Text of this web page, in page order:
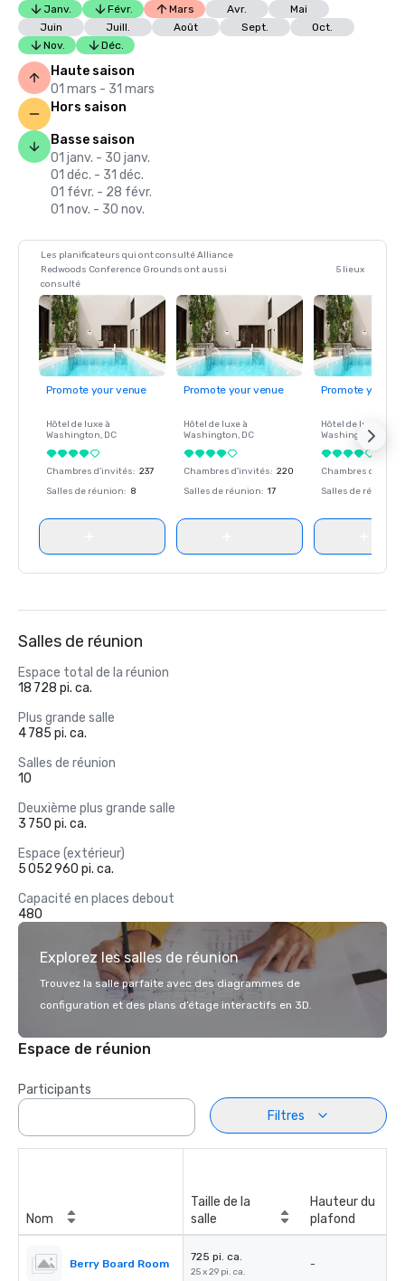
Janv. Févr. Mars Avr.
Mai
Juin
Juill. Août Sept.
Oct.
Nov.
Déc.
Haute saison
01 mars - 31 mars
Hors saison
Basse saison
01 janv. - 30 janv.
01 déc. - 31 déc.
01 févr. - 28 févr.
01 nov. - 30 nov.
Les planificateurs qui ont consulté Alliance
Redwoods Conference Grounds ont aussi
consulté
5 lieux
Promote your venue
Hôtel de luxe à
Washington, DC
Chambres d'invités: 237
Salles de réunion: 8
Promote your venue
Hôtel de luxe à
Washington, DC
Chambres d'invités: 220
Salles de réunion: 17
Promote your
Hôtel de luxe à
Washington
Chambres
Salles de réunion
Salles de réunion
Espace total de la réunion
18 728 pi. ca.
Plus grande salle
4 785 pi. ca.
Salles de réunion
10
Deuxième plus grande salle
3 750 pi. ca.
Espace (extérieur)
5 052 960 pi. ca.
Capacité en places debout
480
Explorez les salles de réunion
Trouvez la salle parfaite avec des diagrammes de
configuration et des plans d’étage interactifs en 3D.
Espace de réunion
Participants
Filtres
Nom
Taille de la
salle
Hauteur du
plafond
Berry Board Room
725 pi. ca.
25 x 29 pi. ca.
-